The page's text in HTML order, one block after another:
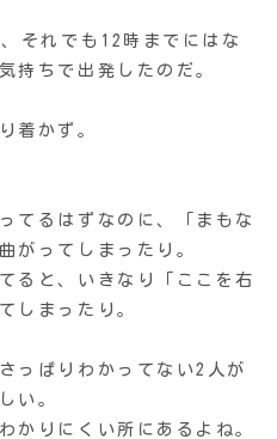
それでも12時までにはな
持ちで出発したのだ。
着かず。
てるはずなのに、「まもな
がってしまったり。
ると、いきなり「ここを右
しまったり。
っぱりわかってない2人が
い。
かりにくい所にあるよね。